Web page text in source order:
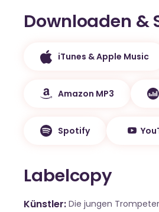
Downloaden &
iTunes & Apple Music
Amazon MP3
Spotify
Labelcopy
Künstler Die jungen Trompeter